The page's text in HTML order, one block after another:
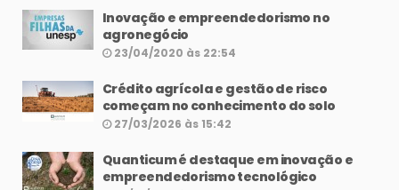
Inovação e empreendedorismo no
agronegócio
23/04/2020 às 22:54
Crédito agrícola e gestão de risco
começam no conhecimento do solo
27/03/2026 às 15:42
Quanticum é destaque em inovação e
empreendedorismo tecnológico